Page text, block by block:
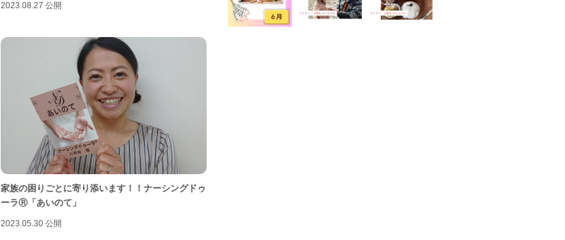
2023.08.27 公開
家族の困りごとに寄り添います！！ナーシングドゥ
ーラⓇ「あいのて」
2023.05.30 公開
幼稚園 広報ふじのみや 弁当